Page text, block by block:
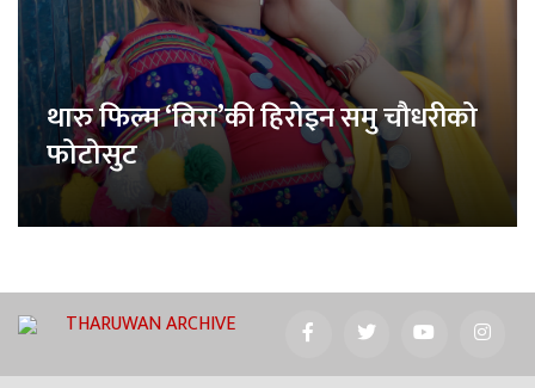
थारु फिल्म ‘विरा’की हिरोइन समु चौधरीको
फोटोसुट
THARUWAN ARCHIVE